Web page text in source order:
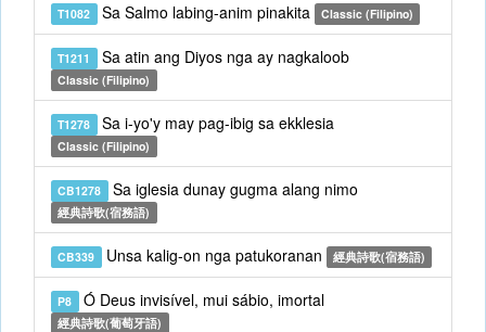
T1082 Sa Salmo labing-anim pinakita Classic (Filipino)
T1211 Sa atin ang Diyos nga ay nagkaloob
Classic (Filipino)
T1278 Sa i-yo'y may pag-ibig sa ekklesia
Classic (Filipino)
CB1278 Sa iglesia dunay gugma alang nimo
經典詩歌(宿務語)
CB339 Unsa kalig-on nga patukoranan 經典詩歌(宿務語)
P8 Ó Deus invisível, mui sábio, imortal
經典詩歌(葡萄牙語)